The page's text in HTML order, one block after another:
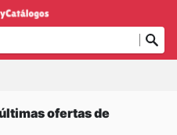
ofertas de